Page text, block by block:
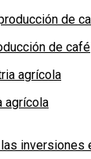
de café
agrícola